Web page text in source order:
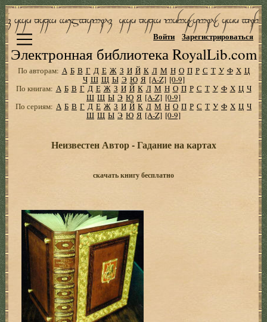
Электронная библиотека RoyalLib.com
Войти Зарегистрироваться
По авторам: А Б В Г Д Е Ж З И Й К Л М Н О П Р С Т У Ф Х Ц
Ч Ш Щ Ы Э Ю Я [A-Z] [0-9]
По книгам: А Б В Г Д Е Ж З И Й К Л М Н О П Р С Т У Ф Х Ц Ч
Ш Щ Ы Э Ю Я [A-Z] [0-9]
По сериям: А Б В Г Д Е Ж З И Й К Л М Н О П Р С Т У Ф Х Ц Ч
Ш Щ Ы Э Ю Я [A-Z] [0-9]
Неизвестен Автор - Гадание на картах
скачать книгу бесплатно